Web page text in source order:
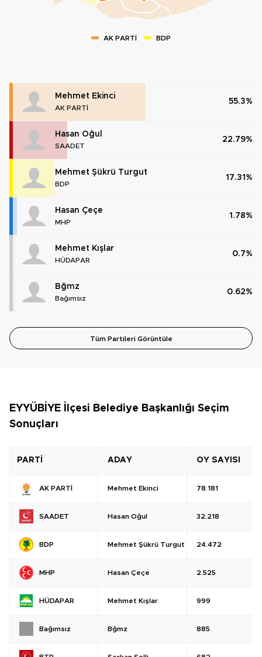
AK PARTİ BDP
Mehmet Ekinci
AK PARTİ
55.3%
Hasan Oğul
SAADET
22.79%
Mehmet Şükrü Turgut
BDP
17.31%
Hasan Çeçe
MHP
1.78%
Mehmet Kışlar
HÜDAPAR
0.7%
Bğmz
Bağımsız
0.62%
Tüm Partileri Görüntüle
EYYÜBİYE İlçesi Belediye Başkanlığı Seçim
Sonuçları
PARTİ ADAY OY SAYISI
AK PARTİ Mehmet Ekinci 78.181
SAADET Hasan Oğul 32.218
BDP Mehmet Şükrü Turgut 24.472
MHP Hasan Çeçe 2.525
HÜDAPAR Mehmet Kışlar 999
Bağımsız Bğmz 885